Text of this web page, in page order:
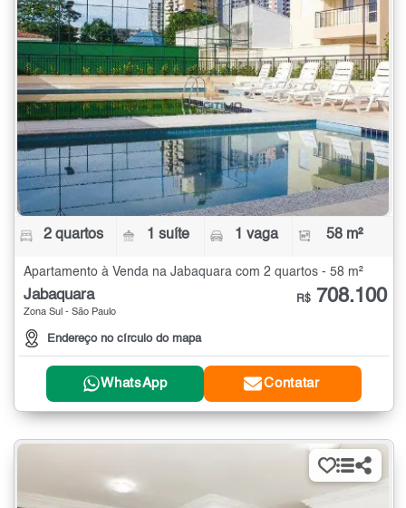
2 quartos 1 suíte 1 vaga 58 m²
Apartamento à Venda na Jabaquara com 2 quartos - 58 m²
Jabaquara
Zona Sul - São Paulo
Endereço no círculo do mapa
R$ 708.100
WhatsApp Contatar